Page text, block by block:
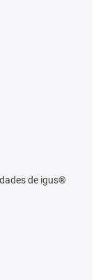
de igus®